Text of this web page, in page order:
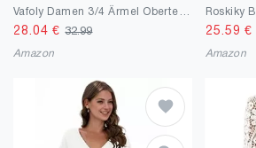
28.04 €32.99
Amazon
25.59 €
Amazon